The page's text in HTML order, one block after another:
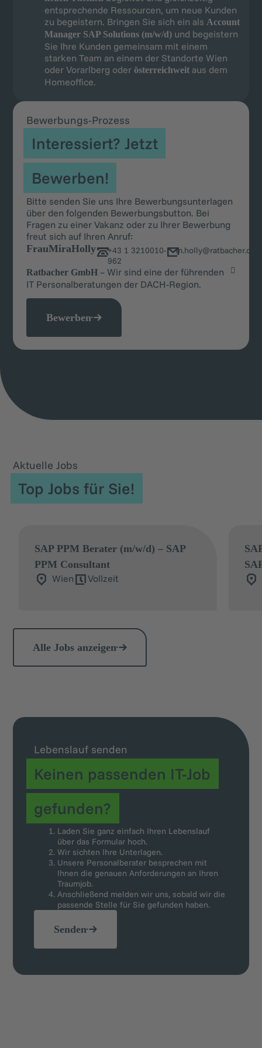
entsprechende Ressourcen, um neue Kunden
zu begeistern. Bringen Sie sich ein als Account
Manager SAP Solutions (m/w/d)und begeistern
Sie Ihre Kunden gemeinsam mit einem
starken Team an einem der Standorte Wien
oder Vorarlberg oder österreichweit aus dem
Homeoffice.
Bewerbungs-Prozess
Interessiert? Jetzt
Bewerben!
Bitte senden Sie uns Ihre Bewerbungsunterlagen
über den folgenden Bewerbungsbutton. Bei
Fragen zu einer Vakanz oder zu Ihrer Bewerbung
freut sich auf Ihren Anruf:
FrauMiraHolly
+43 1 3210010-
962
m.holly@ratbacher.com
Ratbacher GmbH– Wir sind eine der führenden
IT Personalberatungen der DACH-Region.
Bewerben
Aktuelle Jobs
Top Jobs für Sie!
SAP PPM Berater (m/w/d) – SAP
PPM Consultant
Wien
Vollzeit
Alle Jobs anzeigen
Lebenslauf senden
Keinen passenden IT-Job
gefunden?
Laden Sie ganz einfach Ihren Lebenslauf
über das Formular hoch.
Wir sichten Ihre Unterlagen.
Unsere Personalberater besprechen mit
Ihnen die genauen Anforderungen an Ihren
Traumjob.
Anschließend melden wir uns, sobald wir die
passende Stelle für Sie gefunden haben.
Senden